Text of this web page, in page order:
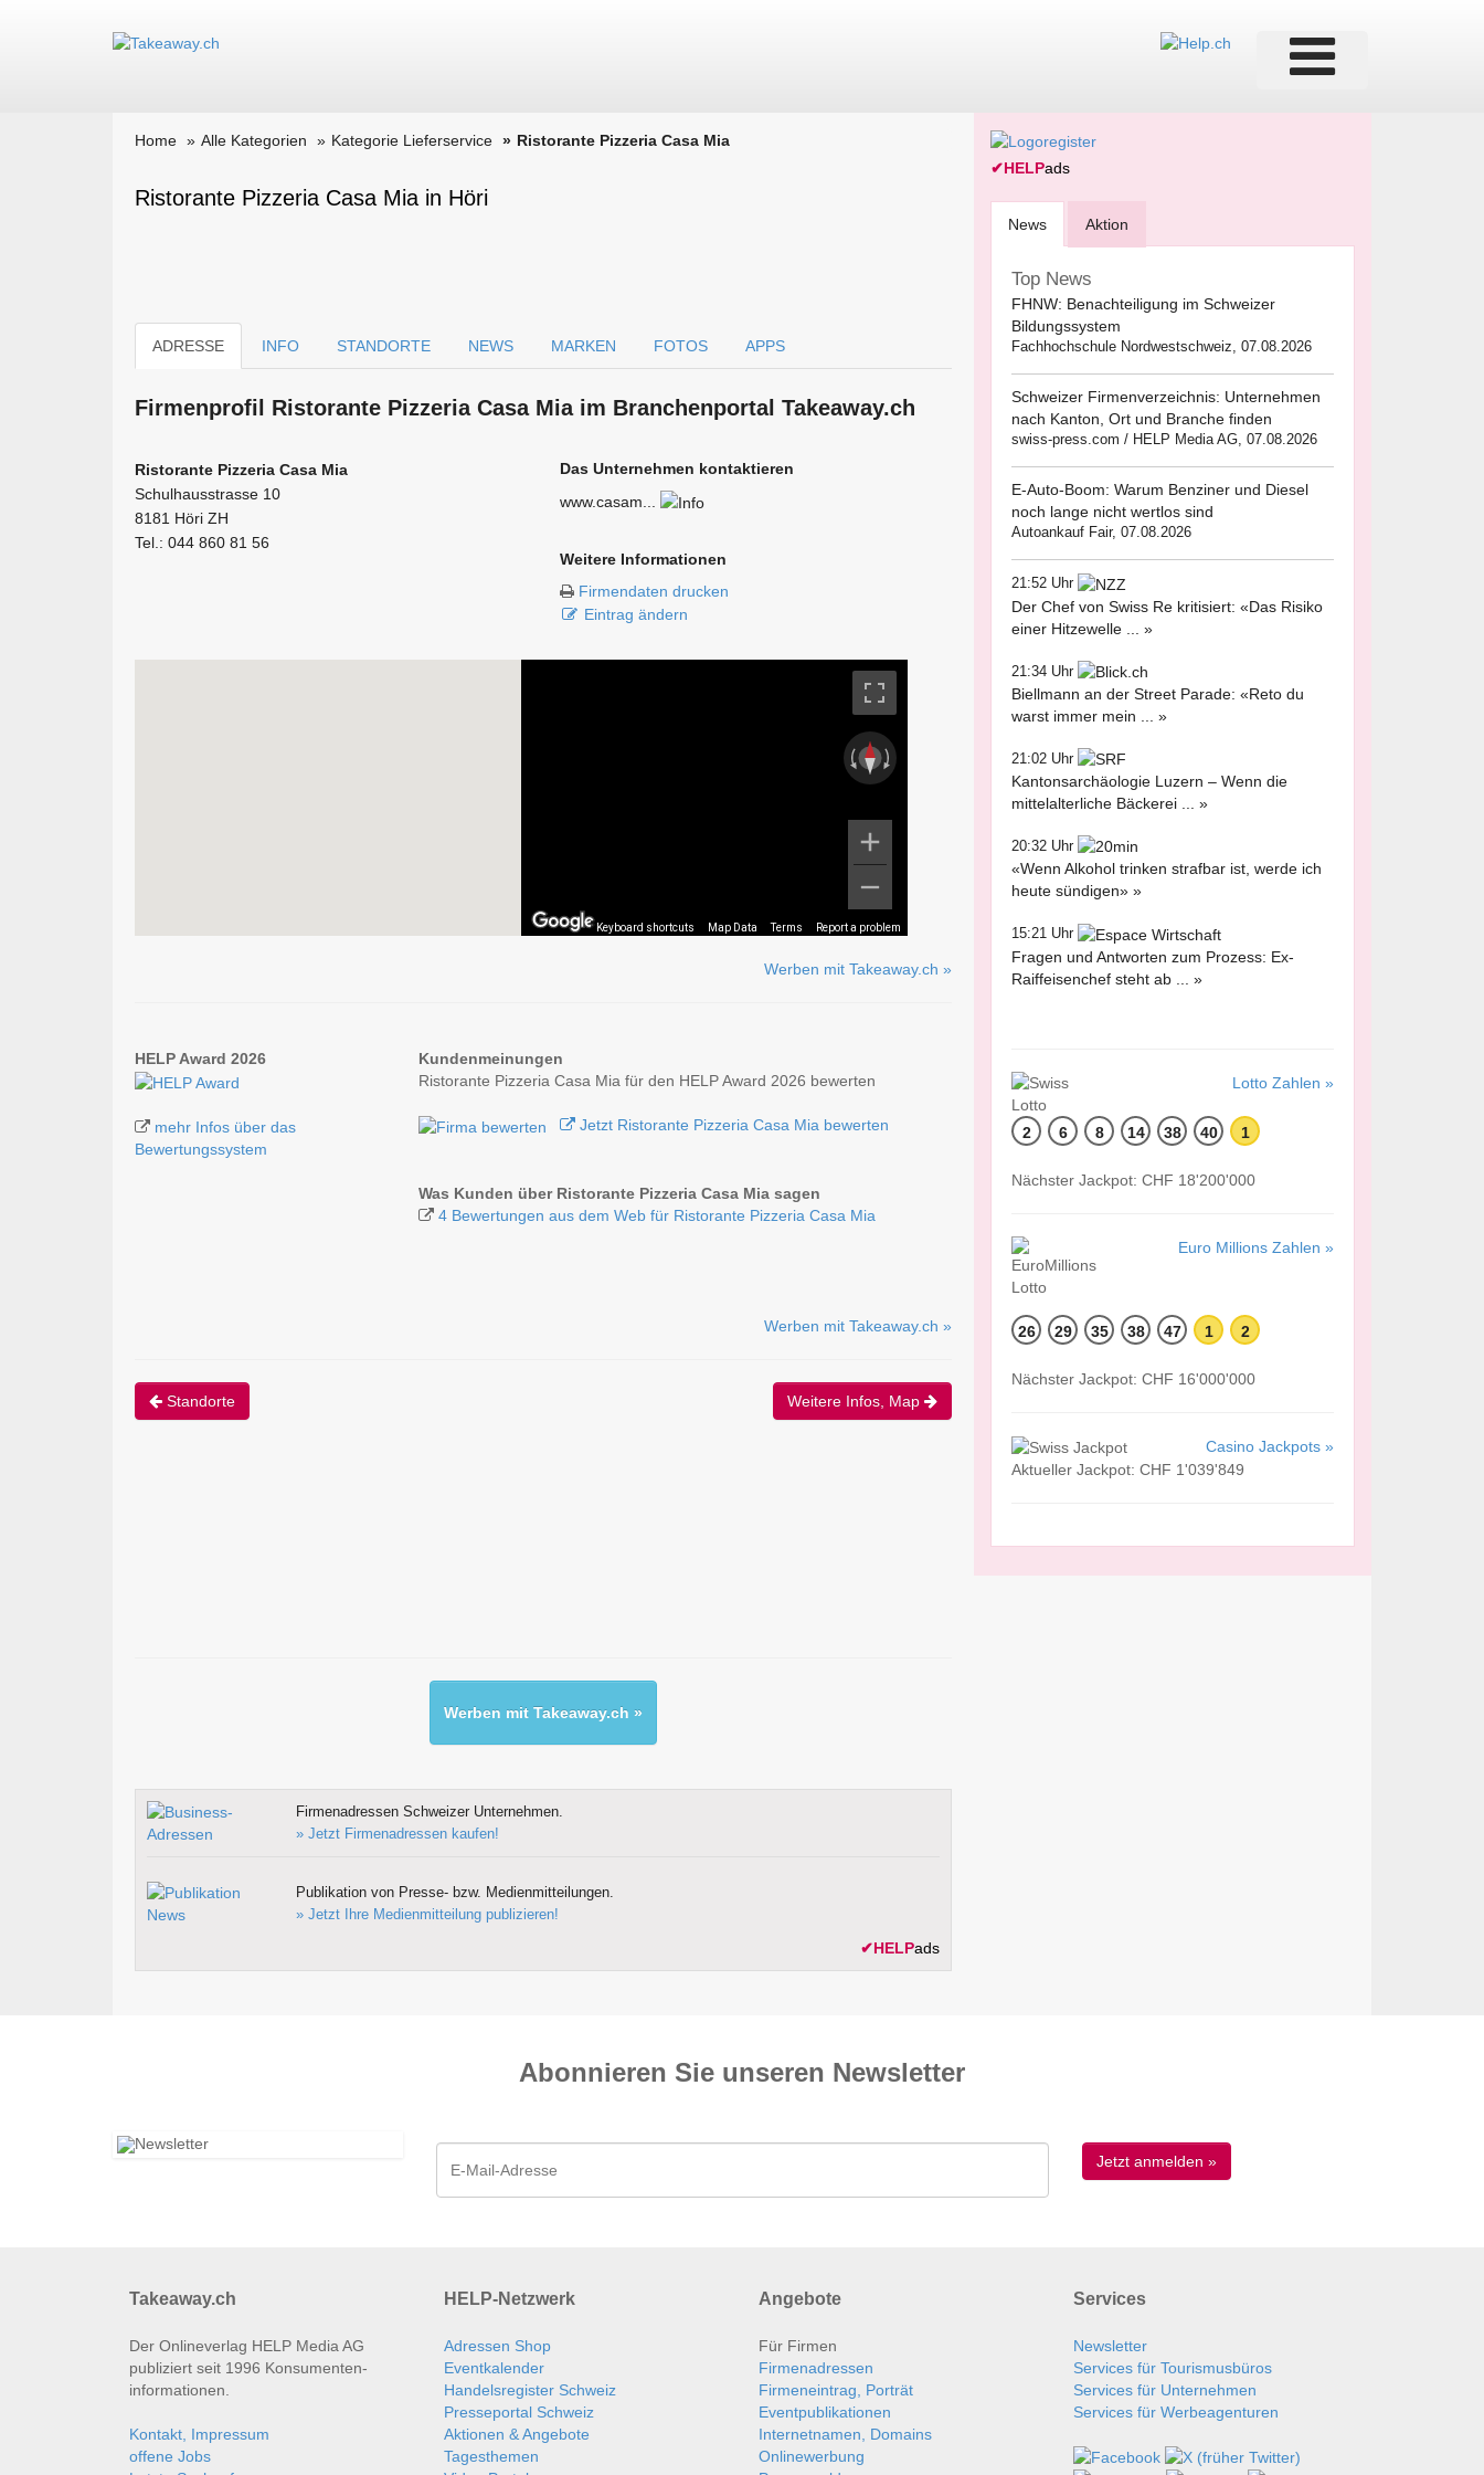
Home Alle Kategorien Kategorie Lieferservice Ristorante Pizzeria Casa Mia
Ristorante Pizzeria Casa Mia in Höri
ADRESSE INFO STANDORTE NEWS MARKEN FOTOS APPS
Firmen­profil Ristorante Pizzeria Casa Mia im Branchen­portal Takeaway.ch
Ristorante Pizzeria Casa Mia
Schulhausstrasse 10
8181 Höri ZH
Tel.: 044 860 81 56
Das Unternehmen kontaktieren
www.casam...
Weitere Informationen
Firmendaten drucken
Eintrag ändern
Keyboard shortcuts Map Data Terms Report a problem
Werben mit Takeaway.ch »
HELP Award 2026
mehr Infos über das
Bewertungssystem
Kundenmeinungen
Ristorante Pizzeria Casa Mia für den HELP Award 2026 bewerten
Jetzt Ristorante Pizzeria Casa Mia bewerten
Was Kunden über Ristorante Pizzeria Casa Mia sagen
4 Bewertungen aus dem Web für Ristorante Pizzeria Casa Mia
Werben mit Takeaway.ch »
Standorte Weitere Infos, Map
Werben mit Takeaway.ch »
Firmenadressen Schweizer Unternehmen.
» Jetzt Firmenadressen kaufen!
Publikation von Presse- bzw. Medienmitteilungen.
» Jetzt Ihre Medienmitteilung publizieren!
✔HELPads
✔HELPads
News Aktion
Top News
FHNW: Benachteiligung im Schweizer
Bildungssystem
Fachhochschule Nordwestschweiz, 07.08.2026
Schweizer Firmenverzeichnis: Unternehmen
nach Kanton, Ort und Branche finden
swiss-press.com / HELP Media AG, 07.08.2026
E-Auto-Boom: Warum Benziner und Diesel
noch lange nicht wertlos sind
Autoankauf Fair, 07.08.2026
21:52 Uhr
Der Chef von Swiss Re kritisiert: «Das Risiko
einer Hitzewelle ... »
21:34 Uhr
Biellmann an der Street Parade: «Reto du
warst immer mein ... »
21:02 Uhr
Kantonsarchäologie Luzern – Wenn die
mittelalterliche Bäckerei ... »
20:32 Uhr
«Wenn Alkohol trinken strafbar ist, werde ich
heute sündigen» »
15:21 Uhr
Fragen und Antworten zum Prozess: Ex-
Raiffeisenchef steht ab ... »
Lotto Zahlen »
2 6 8 14 38 40 1
Nächster Jackpot: CHF 18'200'000
Euro Millions Zahlen »
26 29 35 38 47 1 2
Nächster Jackpot: CHF 16'000'000
Casino Jackpots »
Aktueller Jackpot: CHF 1'039'849
Abonnieren Sie unseren News­letter
Takeaway.ch
Der Onlineverlag HELP Media AG
publiziert seit 1996 Konsumenten­
informationen.
Kontakt, Impressum
offene Jobs
HELP-Netzwerk
Adressen Shop
Eventkalender
Handelsregister Schweiz
Presseportal Schweiz
Aktionen & Angebote
Tagesthemen
Angebote
Für Firmen
Firmenadressen
Firmeneintrag, Porträt
Eventpublikationen
Internetnamen, Domains
Onlinewerbung
Services
Newsletter
Services für Tourismusbüros
Services für Unternehmen
Services für Werbeagenturen